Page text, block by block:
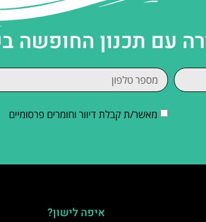
עם תכנון החופשה
מאשר/ת קבלת דיוור וחומרים פרסומיים
איפה לישון?